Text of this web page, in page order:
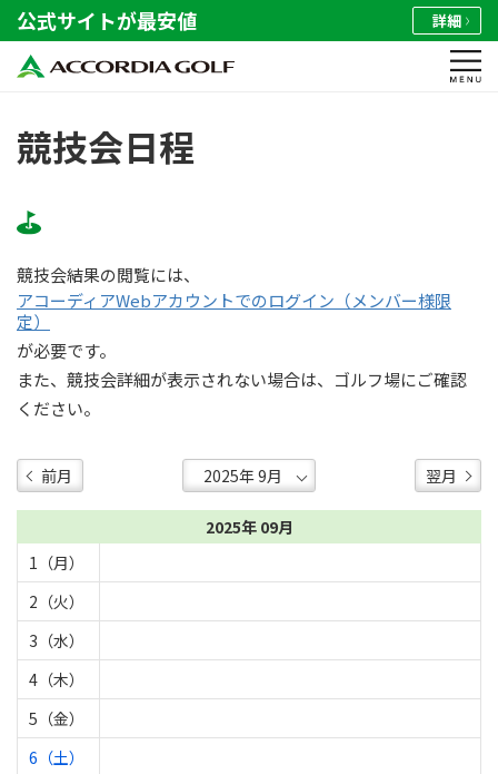
公式サイトが最安値 詳細
競技会日程
競技会結果の閲覧には、
アコーディアWebアカウントでのログイン（メンバー様限
定）
が必要です。
また、競技会詳細が表示されない場合は、ゴルフ場にご確認
ください。
前月 翌月
2025年 09月
1（月）
2（火）
3（水）
4（木）
5（金）
6（土）